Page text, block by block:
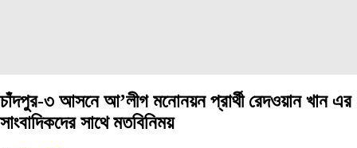
চাঁদপুর-৩ আসনে আ’লীগ মনোনয়ন প্রার্থী রেদওয়ান খান এর
সাংবাদিকদের সাথে মতবিনিময়